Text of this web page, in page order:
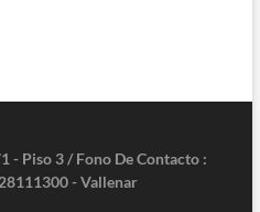
- Piso 3 / Fono De Contacto :
- Vallenar